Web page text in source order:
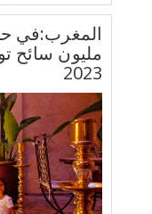
مليون سائح
2023